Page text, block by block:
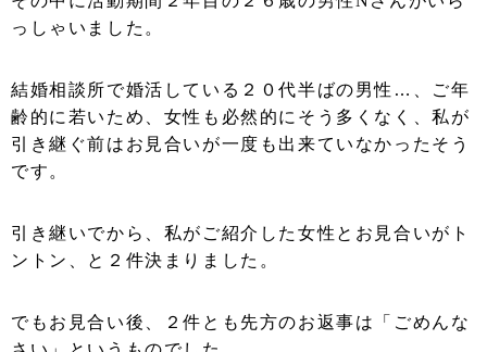
っしゃいました。
結婚相談所で婚活している２０代半ばの男性…、ご年
齢的に若いため、女性も必然的にそう多くなく、私が
引き継ぐ前はお見合いが一度も出来ていなかったそう
です。
引き継いでから、私がご紹介した女性とお見合いがト
ントン、と２件決まりました。
でもお見合い後、２件とも先方のお返事は「ごめんな